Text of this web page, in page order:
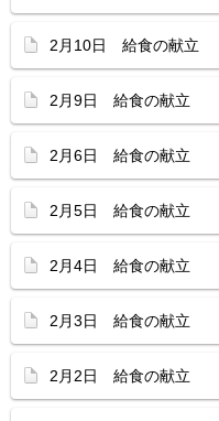
2月10日 給食の献立
2月9日 給食の献立
2月6日 給食の献立
2月5日 給食の献立
2月4日 給食の献立
2月3日 給食の献立
2月2日 給食の献立